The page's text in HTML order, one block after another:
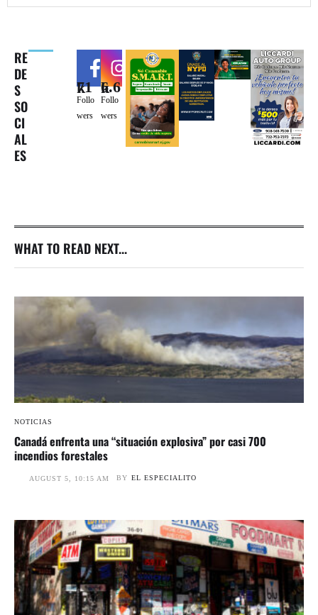
RE
DE
S
SO
CI
AL
ES
71k
Follo
wers
6.6k
Follo
wers
WHAT TO READ NEXT...
NOTICIAS
Canadá enfrenta una “situación explosiva” por casi 700
incendios forestales
AUGUST 5, 10:15 AM BY EL ESPECIALITO